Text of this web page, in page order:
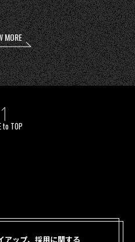
MORE
to TOP
アップ、採用に関する